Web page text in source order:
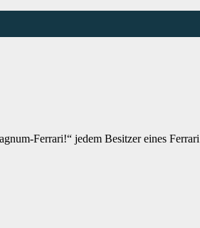
Ferrari!“ jedem Besitzer eines